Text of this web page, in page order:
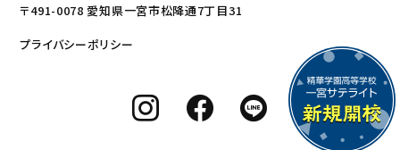
〒491-0078 愛知県一宮市松降通7丁目31
プライバシーポリシー